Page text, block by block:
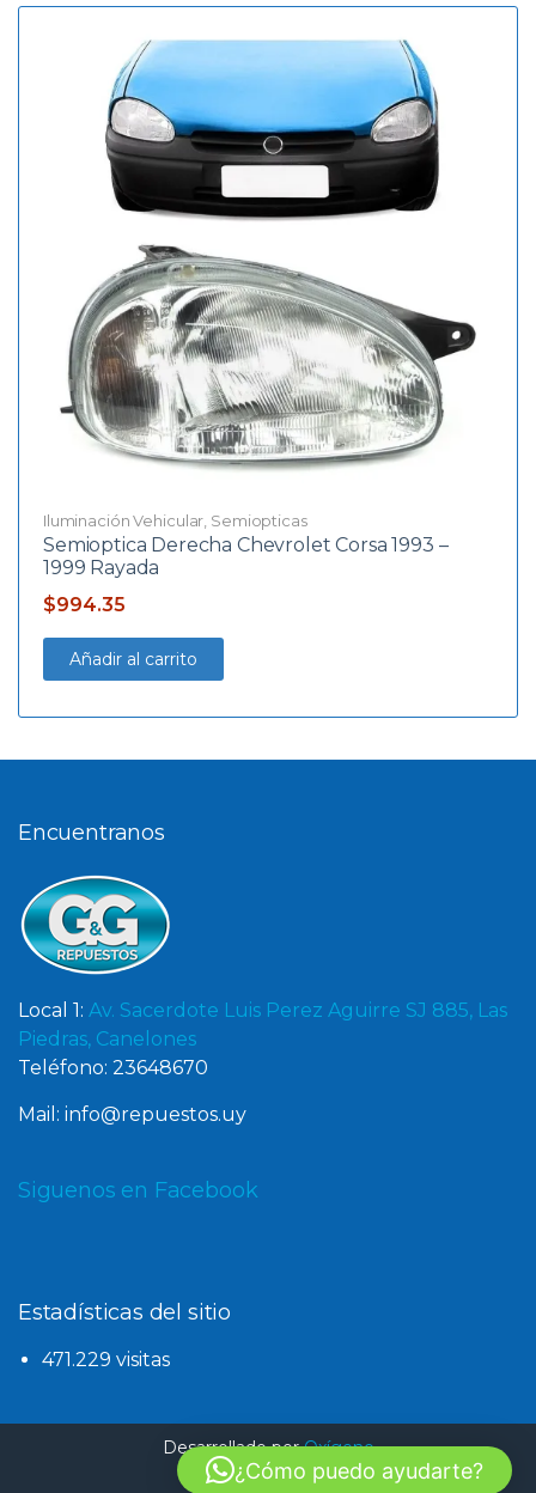
Iluminación Vehicular Semiopticas
Semioptica Derecha Chevrolet Corsa 1993 –
1999 Rayada
$994.35
Añadir al carrito
Encuentranos
Local 1: Av. Sacerdote Luis Perez Aguirre SJ 885, Las
Piedras, Canelones
Teléfono: 23648670
Mail: info@repuestos.uy
Siguenos en Facebook
Estadísticas del sitio
471.229 visitas
Desarrollado porOxígeno
¿Cómo puedo ayudarte?